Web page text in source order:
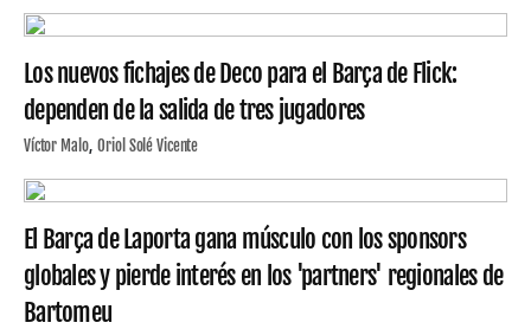
Los nuevos fichajes de Deco para el Barça de Flick:
dependen de la salida de tres jugadores
Víctor Malo Oriol Solé Vicente
El Barça de Laporta gana músculo con los sponsors
globales y pierde interés en los 'partners' regionales de
Bartomeu